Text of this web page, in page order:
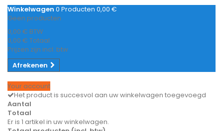
Winkelwagen 0 Producten 0,00 €
Geen producten
0,00 € BTW
0,00 € Totaal
Prijzen zijn incl. btw
Afrekenen
Your account
Het product is succesvol aan uw winkelwagen toegevoegd
Aantal
Totaal
Er is 1 artikel in uw winkelwagen.